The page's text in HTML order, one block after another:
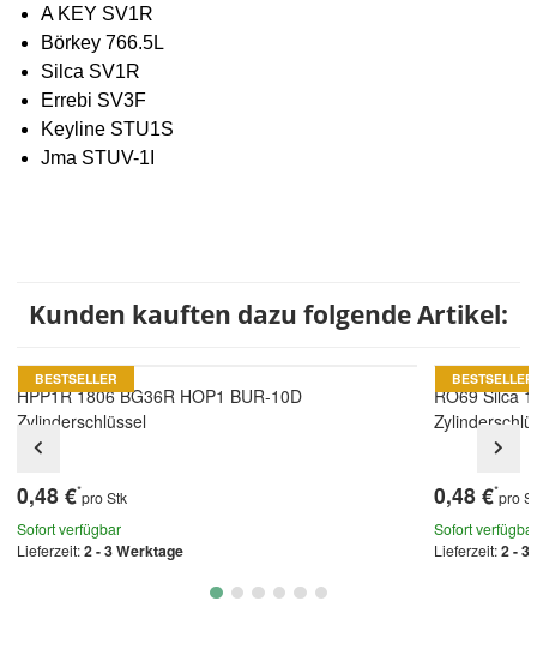
A KEY SV1R
Börkey 766.5L
Silca SV1R
Errebi SV3F
Keyline STU1S
Jma STUV-1I
Kunden kauften dazu folgende Artikel:
BESTSELLER
HPP1R 1806 BG36R HOP1 BUR-10D
Zylinderschlüssel
0,48 €*pro Stk
Sofort verfügbar
Lieferzeit:2 - 3 Werktage
BESTSELLER
RO69 Silca
0,48 €*pro
Sofort verfügbar
Lieferzeit:2 - 3